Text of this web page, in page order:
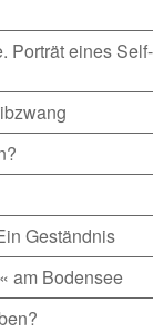
Porträt eines Self-
Geständnis
am Bodensee